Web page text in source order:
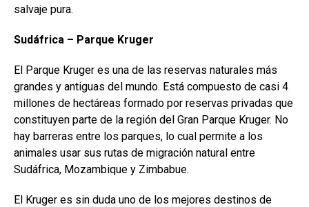
salvaje pura.
Sudáfrica – Parque Kruger
El Parque Kruger es una de las reservas naturales más
grandes y antiguas del mundo. Está compuesto de casi 4
millones de hectáreas formado por reservas privadas que
constituyen parte de la región del Gran Parque Kruger. No
hay barreras entre los parques, lo cual permite a los
animales usar sus rutas de migración natural entre
Sudáfrica, Mozambique y Zimbabue.
El Kruger es sin duda uno de los mejores destinos de